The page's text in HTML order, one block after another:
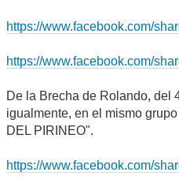
https://www.facebook.com/
https://www.facebook.com/
De la Brecha de Rolando, del
igualmente, en el mismo
DEL PIRINEO".
https://www.facebook.com/